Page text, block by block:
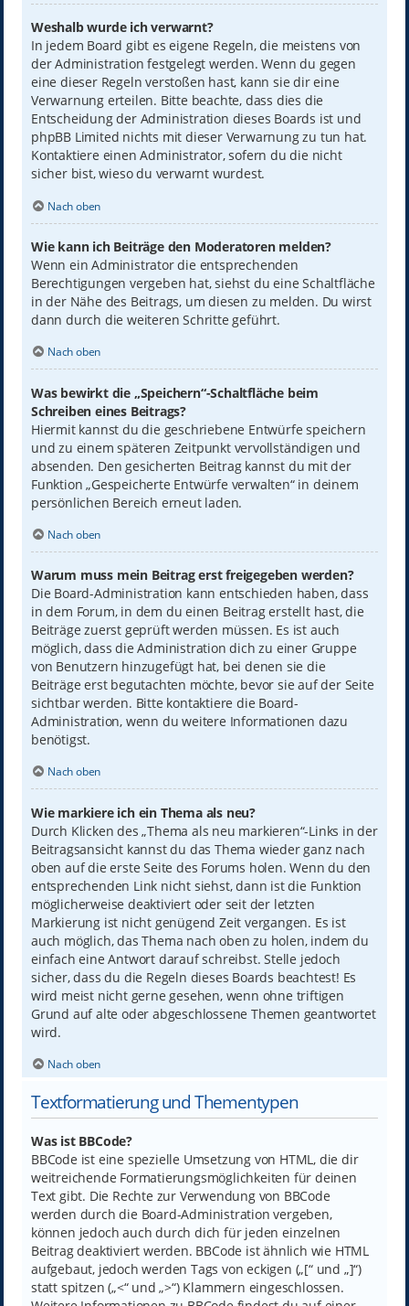
Weshalb wurde ich verwarnt?
In jedem Board gibt es eigene Regeln, die meistens von
der Administration festgelegt werden. Wenn du gegen
eine dieser Regeln verstoßen hast, kann sie dir eine
Verwarnung erteilen. Bitte beachte, dass dies die
Entscheidung der Administration dieses Boards ist und
phpBB Limited nichts mit dieser Verwarnung zu tun hat.
Kontaktiere einen Administrator, sofern du die nicht
sicher bist, wieso du verwarnt wurdest.
Nach oben
Wie kann ich Beiträge den Moderatoren melden?
Wenn ein Administrator die entsprechenden
Berechtigungen vergeben hat, siehst du eine Schaltfläche
in der Nähe des Beitrags, um diesen zu melden. Du wirst
dann durch die weiteren Schritte geführt.
Nach oben
Was bewirkt die „Speichern“-Schaltfläche beim
Schreiben eines Beitrags?
Hiermit kannst du die geschriebene Entwürfe speichern
und zu einem späteren Zeitpunkt vervollständigen und
absenden. Den gesicherten Beitrag kannst du mit der
Funktion „Gespeicherte Entwürfe verwalten“ in deinem
persönlichen Bereich erneut laden.
Nach oben
Warum muss mein Beitrag erst freigegeben werden?
Die Board-Administration kann entschieden haben, dass
in dem Forum, in dem du einen Beitrag erstellt hast, die
Beiträge zuerst geprüft werden müssen. Es ist auch
möglich, dass die Administration dich zu einer Gruppe
von Benutzern hinzugefügt hat, bei denen sie die
Beiträge erst begutachten möchte, bevor sie auf der Seite
sichtbar werden. Bitte kontaktiere die Board-
Administration, wenn du weitere Informationen dazu
benötigst.
Nach oben
Wie markiere ich ein Thema als neu?
Durch Klicken des „Thema als neu markieren“-Links in der
Beitragsansicht kannst du das Thema wieder ganz nach
oben auf die erste Seite des Forums holen. Wenn du den
entsprechenden Link nicht siehst, dann ist die Funktion
möglicherweise deaktiviert oder seit der letzten
Markierung ist nicht genügend Zeit vergangen. Es ist
auch möglich, das Thema nach oben zu holen, indem du
einfach eine Antwort darauf schreibst. Stelle jedoch
sicher, dass du die Regeln dieses Boards beachtest! Es
wird meist nicht gerne gesehen, wenn ohne triftigen
Grund auf alte oder abgeschlossene Themen geantwortet
wird.
Nach oben
Textformatierung und Thementypen
Was ist BBCode?
BBCode ist eine spezielle Umsetzung von HTML, die dir
weitreichende Formatierungsmöglichkeiten für deinen
Text gibt. Die Rechte zur Verwendung von BBCode
werden durch die Board-Administration vergeben,
können jedoch auch durch dich für jeden einzelnen
Beitrag deaktiviert werden. BBCode ist ähnlich wie HTML
aufgebaut, jedoch werden Tags von eckigen („[“ und „]“)
statt spitzen („<“ und „>“) Klammern eingeschlossen.